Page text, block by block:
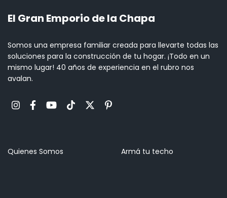
El Gran Emporio de la Chapa
Somos una empresa familiar creada para llevarte todas las
soluciones para la construcción de tu hogar. ¡Todo en un
mismo lugar! 40 años de experiencia en el rubro nos
avalan.
Quienes Somos Armá tu techo